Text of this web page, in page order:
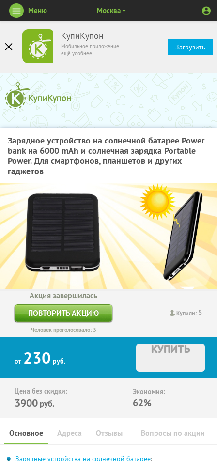
КупиКупон
Мобильное приложение
ещё удобнее
Загрузить
Меню Москва
Зарядное устройство на солнечной батарее Power
bank на 6000 mAh и солнечная зарядка Portable
Power. Для смартфонов, планшетов и других
гаджетов
Купили: 5
Акция завершилась
ПОВТОРИТЬ АКЦИЮ
Человек проголосовало: 3
от 230 руб.
КУПИТЬ
Цена без скидки:
3900 руб.
Экономия:
62%
Основное Отзывы Вопросы по акции
Адреса
Зарядные устройства на солнечной батарее: